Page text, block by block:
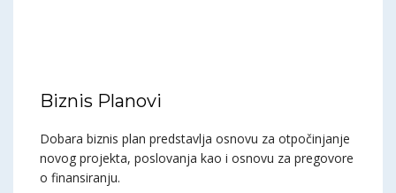
Biznis Planovi
Dobara biznis plan predstavlja osnovu za otpočinjanje
novog projekta, poslovanja kao i osnovu za pregovore
o finansiranju.